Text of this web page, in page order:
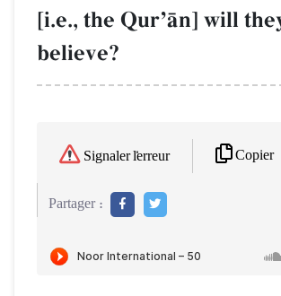
[i.e., the QurÕŒn] will
believe?
Signaler l'erreur Copier
Partager :